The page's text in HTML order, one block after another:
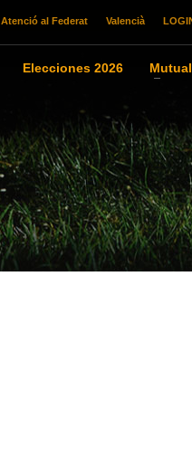
Atenció al Federat Valencià
Elecciones 2026